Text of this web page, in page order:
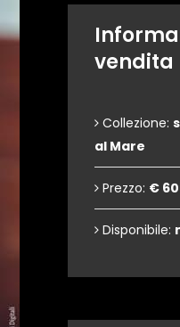
vendita
Collezione:
al Mare
Prezzo: €
Disponibile: